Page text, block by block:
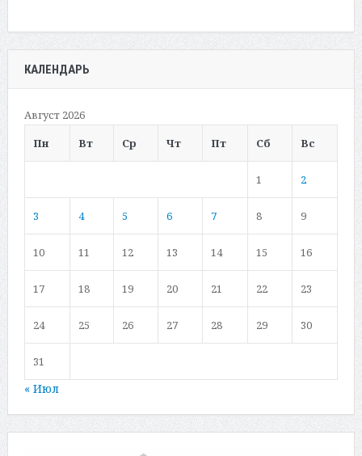
КАЛЕНДАРЬ
Август 2026
Пн
Вт Ср Чт Пт Сб Вс
1 2
3 4 5 6 7 8 9
10 11 12 13 14 15 16
17 18 19 20 21 22 23
24 25 26 27 28 29 30
31
« Июл